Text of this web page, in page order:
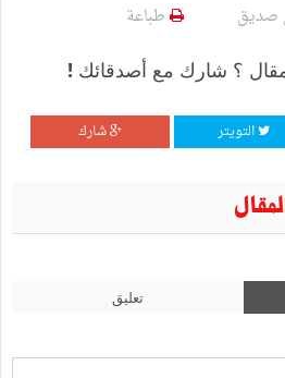
صديق طباعة
؟ شارك مع أصدقائك !
التويتر شارك
تعليق